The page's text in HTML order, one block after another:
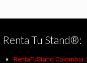
Renta Tu Stand®:
RentaTuStand Colombia: